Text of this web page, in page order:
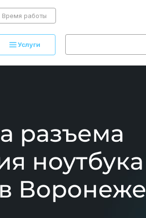
Время работы
Услуги
разъема
ноутбука
Воронеже